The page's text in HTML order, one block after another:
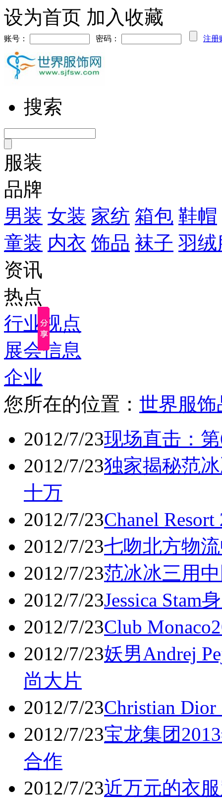
设为首页 加入收藏
账号： 密码： 注册
搜索
服装
品牌
男装 女装 家纺 箱包 鞋帽
童装 内衣 饰品 袜子 羽绒
资讯
热点
行业视点
展会信息
企业
您所在的位置： 世界服饰
2012/7/23现场直击：
2012/7/23独家揭秘范
十万
2012/7/23Chanel
2012/7/23七吻北方物
2012/7/23范冰冰三用
2012/7/23Jessica Stam
2012/7/23Club
2012/7/23妖男Andrej
尚大片
2012/7/23Christian
2012/7/23宝龙集团
合作
2012/7/23近万元的衣